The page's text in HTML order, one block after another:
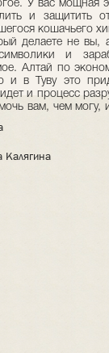
Калягина